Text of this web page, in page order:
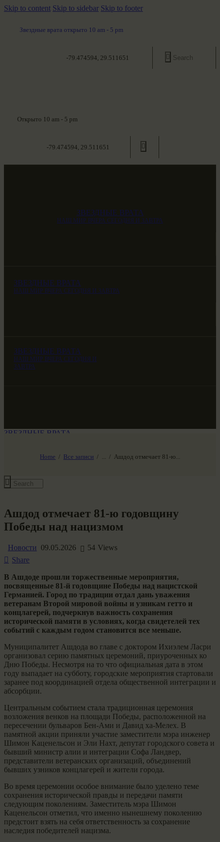
Skip to content Skip to sidebar Skip to footer
Звездные врата открыто 10 am - 5 pm
-79.474594, 29.511651
Открыто 10 am - 5 pm
-79.474594, 29.511651
ЗВЕЗДНЫЕ ВРАТА
НАШ МИР ВЧЕРА СЕГОДНЯ И ЗАВТРА
ЗВЕЗДНЫЕ ВРАТА
НАШ МИР ВЧЕРА СЕГОДНЯ И ЗАВТРА
ЗВЕЗДНЫЕ ВРАТА
НАШ МИР ВЧЕРА СЕГОДНЯ И
ЗАВТРА
Home Все записи Ашдод отмечает 81-ю...
ЗВЕЗДНЫЕ ВРАТА
Ашдод отмечает 81-ю годовщину
Победы над нацизмом
Новости 09.05.2026 54 Views
Share
В Ашдоде прошли торжественные мероприятия,
посвященные 81-й годовщине Победы над нацистской
Германией. Город по традиции отдал дань уважения
ветеранам Второй мировой войны и узникам гетто и
концлагерей, подчеркнув важность сохранения
исторической памяти в условиях, когда свидетелей тех
событий с каждым годом становится все меньше.
Муниципалитет Ашдода во главе с доктором Ихиэлем Ласри
организовал серию памятных церемоний, приуроченных ко
Дню Победы. Несмотря на то что официальная дата в этом
году выпадает на субботу, городские мероприятия стартовали
заранее под координацией отдела общественной интеграции и
абсорбции.
Центральным событием стала традиционная церемония
возложения венков на площади Победы, расположенной на
пересечении бульваров Бен-Ами и Давид ха-Мелех. В
памятной акции приняли участие заместители мэра инженер
Шимон Каценельсон и Эли Нахт, депутат городского совета и
бывший министр алии и интеграции Софа Ландвер,
представители ветеранских организаций, объединений
бывших узников концлагерей и жители города.
Во время церемонии особое внимание было уделено теме
сохранения исторической правды и передачи памяти
следующим поколениям. Заместитель мэра Шимон
Каценельсон отметил, что именно нынешнему поколению
предстоит взять на себя ответственность за сохранение
наследия победителей нацизма.